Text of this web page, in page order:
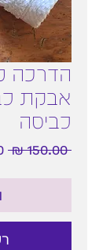
הדרכה
אבקת
כביסה
‏150.00 ‏₪